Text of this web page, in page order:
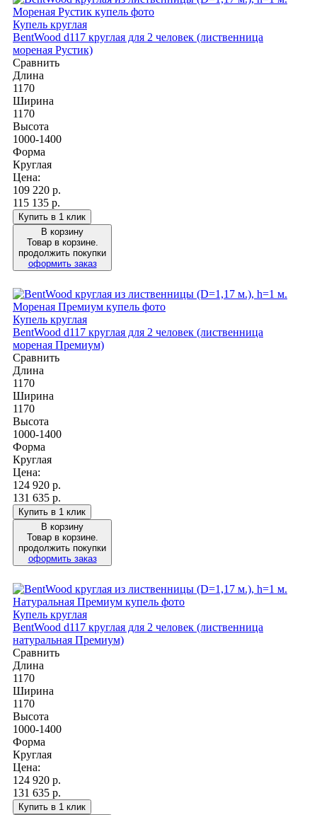
Купель круглая
BentWood d117 круглая для 2 человек (лиственница
мореная Рустик)
Сравнить
Длина
1170
Ширина
1170
Высота
1000-1400
Форма
Круглая
Цена:
109 220 р.
115 135 р.
Купить в 1 клик
В корзину
Товар в корзине.
продолжить покупки
оформить заказ
Купель круглая
BentWood d117 круглая для 2 человек (лиственница
мореная Премиум)
Сравнить
Длина
1170
Ширина
1170
Высота
1000-1400
Форма
Круглая
Цена:
124 920 р.
131 635 р.
Купить в 1 клик
В корзину
Товар в корзине.
продолжить покупки
оформить заказ
Купель круглая
BentWood d117 круглая для 2 человек (лиственница
натуральная Премиум)
Сравнить
Длина
1170
Ширина
1170
Высота
1000-1400
Форма
Круглая
Цена:
124 920 р.
131 635 р.
Купить в 1 клик